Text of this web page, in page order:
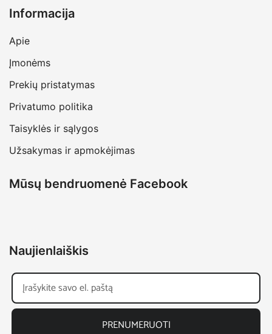
Informacija
Apie
Įmonėms
Prekių pristatymas
Privatumo politika
Taisyklės ir sąlygos
Užsakymas ir apmokėjimas
Mūsų bendruomenė Facebook
Naujienlaiškis
PRENUMERUOTI